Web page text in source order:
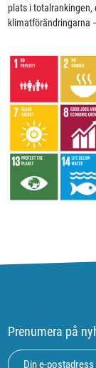
plats i totalrankingen,
klimatförändringarna
Prenumera på